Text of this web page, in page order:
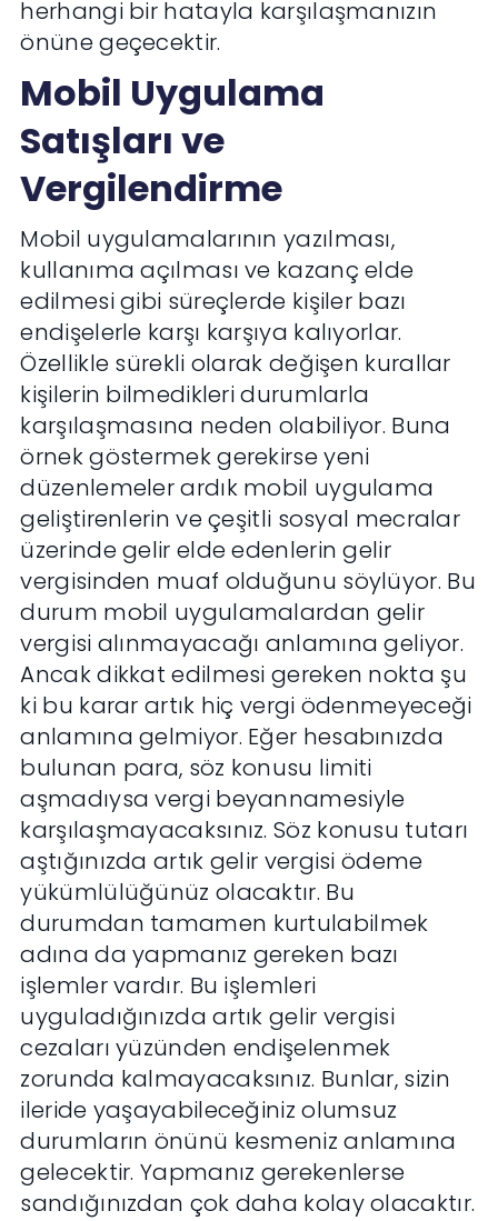
herhangi bir hatayla karşılaşmanızın
önüne geçecektir.
Mobil Uygulama
Satışları ve
Vergilendirme
Mobil uygulamalarının yazılması,
kullanıma açılması ve kazanç elde
edilmesi gibi süreçlerde kişiler bazı
endişelerle karşı karşıya kalıyorlar.
Özellikle sürekli olarak değişen kurallar
kişilerin bilmedikleri durumlarla
karşılaşmasına neden olabiliyor. Buna
örnek göstermek gerekirse yeni
düzenlemeler ardık mobil uygulama
geliştirenlerin ve çeşitli sosyal mecralar
üzerinde gelir elde edenlerin gelir
vergisinden muaf olduğunu söylüyor. Bu
durum mobil uygulamalardan gelir
vergisi alınmayacağı anlamına geliyor.
Ancak dikkat edilmesi gereken nokta şu
ki bu karar artık hiç vergi ödenmeyeceği
anlamına gelmiyor. Eğer hesabınızda
bulunan para, söz konusu limiti
aşmadıysa vergi beyannamesiyle
karşılaşmayacaksınız. Söz konusu tutarı
aştığınızda artık gelir vergisi ödeme
yükümlülüğünüz olacaktır. Bu
durumdan tamamen kurtulabilmek
adına da yapmanız gereken bazı
işlemler vardır. Bu işlemleri
uyguladığınızda artık gelir vergisi
cezaları yüzünden endişelenmek
zorunda kalmayacaksınız. Bunlar, sizin
ileride yaşayabileceğiniz olumsuz
durumların önünü kesmeniz anlamına
gelecektir. Yapmanız gerekenlerse
sandığınızdan çok daha kolay olacaktır.